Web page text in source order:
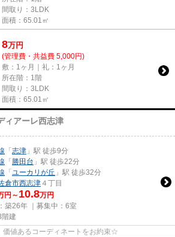
間取り：3LDK
面積：65.01㎡
8万円
(管理費・共益費 5,000円)
敷：1ヶ月｜礼：1ヶ月
所在階：1階
間取り：3LDK
面積：65.01㎡
ィアーレ西志津
「志津 」駅 徒歩9分
「勝田台 」駅 徒歩22分
「 ユーカリが丘 」駅 徒歩32分
倉市西志津 ４丁目
円～ 10.8万円
築26年 ｜募集中： 6室
建
値あるコーディネートをお約束☆